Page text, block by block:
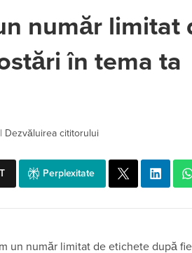
număr limitat
în tema ta
| Dezvăluirea cititorului
Perplexitate
un număr limitat de etichete după